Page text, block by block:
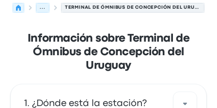
... TERMINAL DE ÓMNIBUS DE CONCEPCIÓN DEL URUGUAY
Información sobre Terminal de
Ómnibus de Concepción del
Uruguay
¿Dónde está la estación?